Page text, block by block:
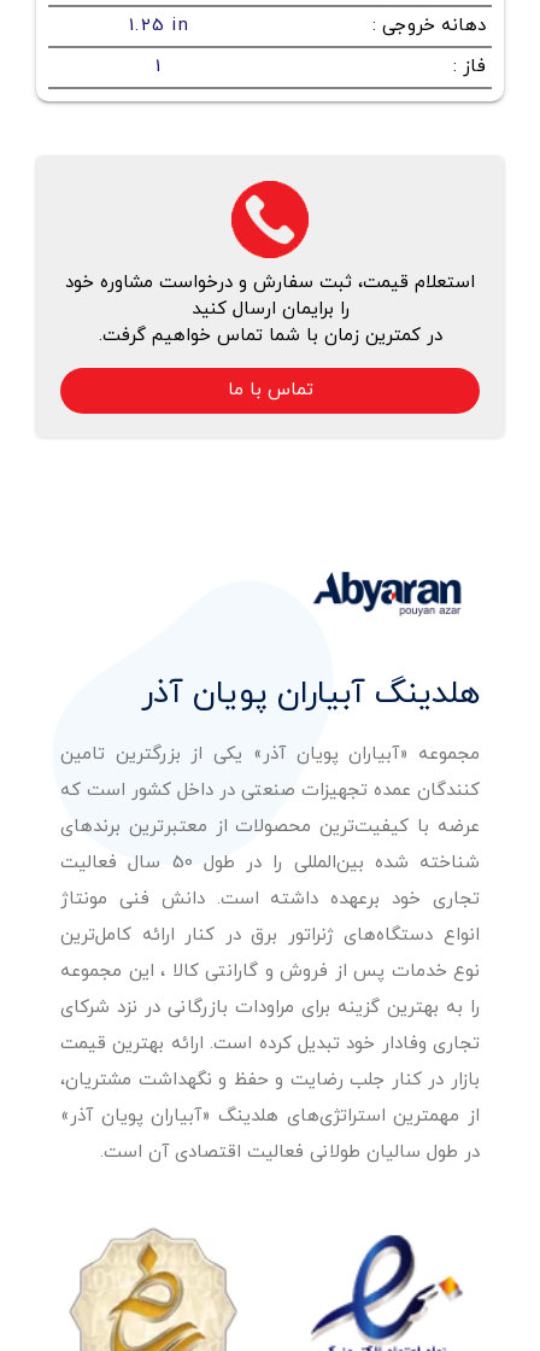
دهانه خروجی :
1.25 in
فاز :
1
استعلام قیمت، ثبت سفارش و درخواست مشاوره خود
را برایمان ارسال کنید
در کمترین زمان با شما تماس خواهیم گرفت.
تماس با ما
هلدینگ آبیاران پویان آذر
مجموعه «آبیاران پویان آذر» یکی از بزرگترین تامین
کنندگان عمده تجهیزات صنعتی در داخل کشور است که
عرضه با کیفیت‌ترین محصولات از معتبرترین برندهای
شناخته شده بین‌المللی را در طول 50 سال فعالیت
تجاری خود برعهده داشته است. دانش فنی مونتاژ
انواع دستگاه‌های ژنراتور برق در کنار ارائه کامل‌ترین
نوع خدمات پس از فروش و گارانتی کالا ، این مجموعه
را به بهترین گزینه برای مراودات بازرگانی در نزد شرکای
تجاری وفادار خود تبدیل کرده است. ارائه بهترین قیمت
بازار در کنار جلب رضایت و حفظ و نگهداشت مشتریان،
از مهمترین استراتژی‌های هلدینگ «آبیاران پویان آذر»
در طول سالیان طولانی فعالیت اقتصادی آن است.